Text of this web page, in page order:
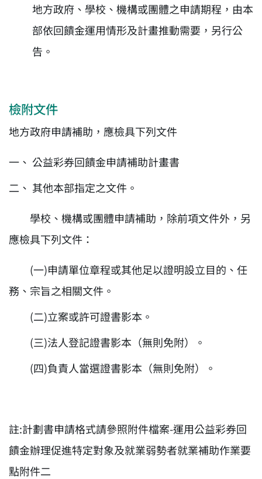
地方政府、學校、機構或團體之申請期程，由本
部依回饋金運用情形及計畫推動需要，另行公
告。
檢附文件
地方政府申請補助，應檢具下列文件
公益彩券回饋金申請補助計畫書
其他本部指定之文件。
學校、機構或團體申請補助，除前項文件外，另
應檢具下列文件：
(一)申請單位章程或其他足以證明設立目的、任
務、宗旨之相關文件。
(二)立案或許可證書影本。
(三)法人登記證書影本（無則免附）。
(四)負責人當選證書影本（無則免附）。
註:計劃書申請格式請參照附件檔案-運用公益彩券回
饋金辦理促進特定對象及就業弱勢者就業補助作業要
點附件二